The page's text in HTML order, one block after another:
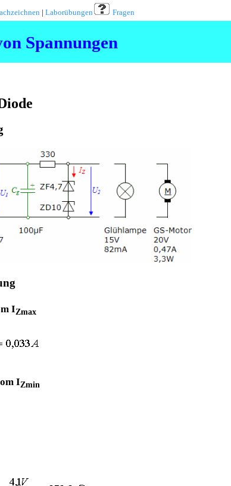
| Laborübungen Fragen
Spannungen
IZmax
IZmin